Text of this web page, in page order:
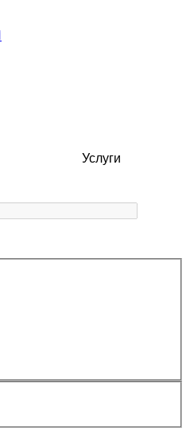
Услуги